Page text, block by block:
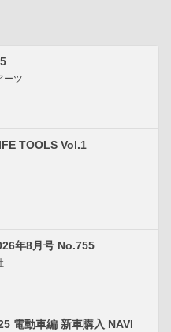
ーツ
TOOLS Vol.1
年8月号 No.755
電動車編 新車購入 NAVI